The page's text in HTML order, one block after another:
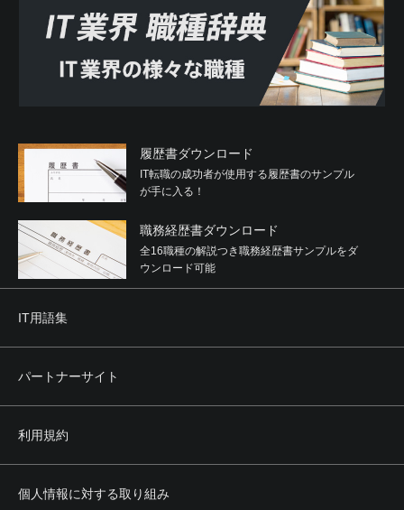
履歴書ダウンロード
IT転職の成功者が使用する履歴書のサンプル
が手に入る！
職務経歴書ダウンロード
全16職種の解説つき職務経歴書サンプルをダ
ウンロード可能
IT用語集
パートナーサイト
利用規約
個人情報に対する取り組み